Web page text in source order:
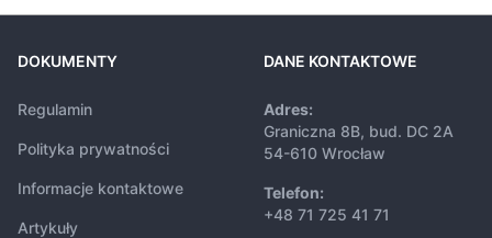
DOKUMENTY
Regulamin
Polityka prywatności
Informacje kontaktowe
Artykuły
DANE KONTAKTOWE
Adres:
Graniczna 8B, bud. DC 2A
54-610 Wrocław
Telefon:
+48 71 725 41 71